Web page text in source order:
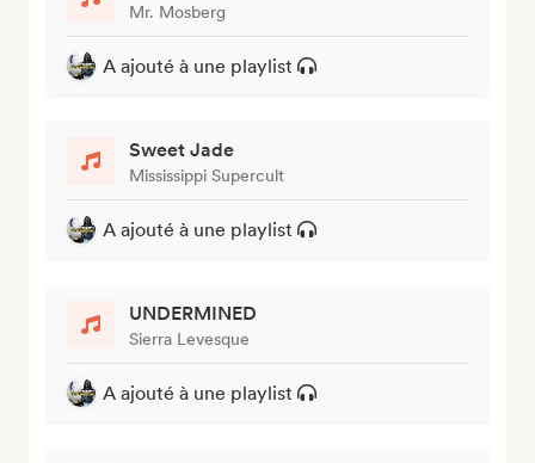
Mr. Mosberg
A ajouté à une playlist
Sweet Jade
Mississippi Supercult
A ajouté à une playlist
UNDERMINED
Sierra Levesque
A ajouté à une playlist